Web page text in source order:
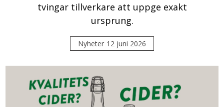
tvingar tillverkare att uppge exakt
ursprung.
Nyheter 12 juni 2026